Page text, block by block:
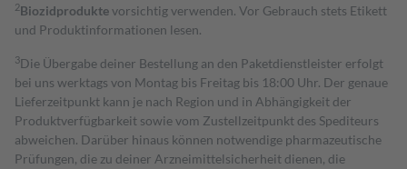
2Biozidproduktevorsichtig verwenden. Vor Gebrauch stets Etikett
und Produktinformationen lesen.
3Die Übergabe deiner Bestellung an den Paketdienstleister erfolgt
bei uns werktags von Montag bis Freitag bis 18:00 Uhr. Der genaue
Lieferzeitpunkt kann je nach Region und in Abhängigkeit der
Produktverfügbarkeit sowie vom Zustellzeitpunkt des Spediteurs
abweichen. Darüber hinaus können notwendige pharmazeutische
Prüfungen, die zu deiner Arzneimittelsicherheit dienen, die